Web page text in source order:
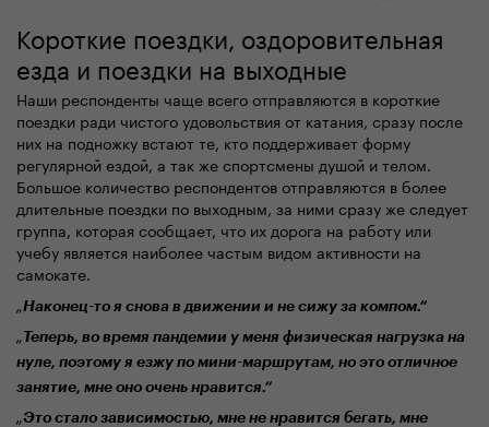
Короткие поездки, оздоровительная
езда и поездки на выходные
Наши респонденты чаще всего отправляются в короткие
поездки ради чистого удовольствия от катания, сразу после
них на подножку встаютте, кто поддерживает форму
регулярной ездой, а так жеспортсмены душой и телом.
Большое количество респондентов отправляются в более
длительные поездки по выходным, за ними сразу же следует
группа, которая сообщает, что их дорога на работу или
учебу является наиболее частым видом активности на
самокате.
„Наконец-то я снова в движении и не сижу за компом.“
„ Теперь, во время пандемии у меня физическая нагрузка на
нуле, поэтому я езжу по мини-маршрутам, но это отличное
занятие, мне оно очень нравится.“
„Это стало зависимостью, мне не нравится бегать, мне